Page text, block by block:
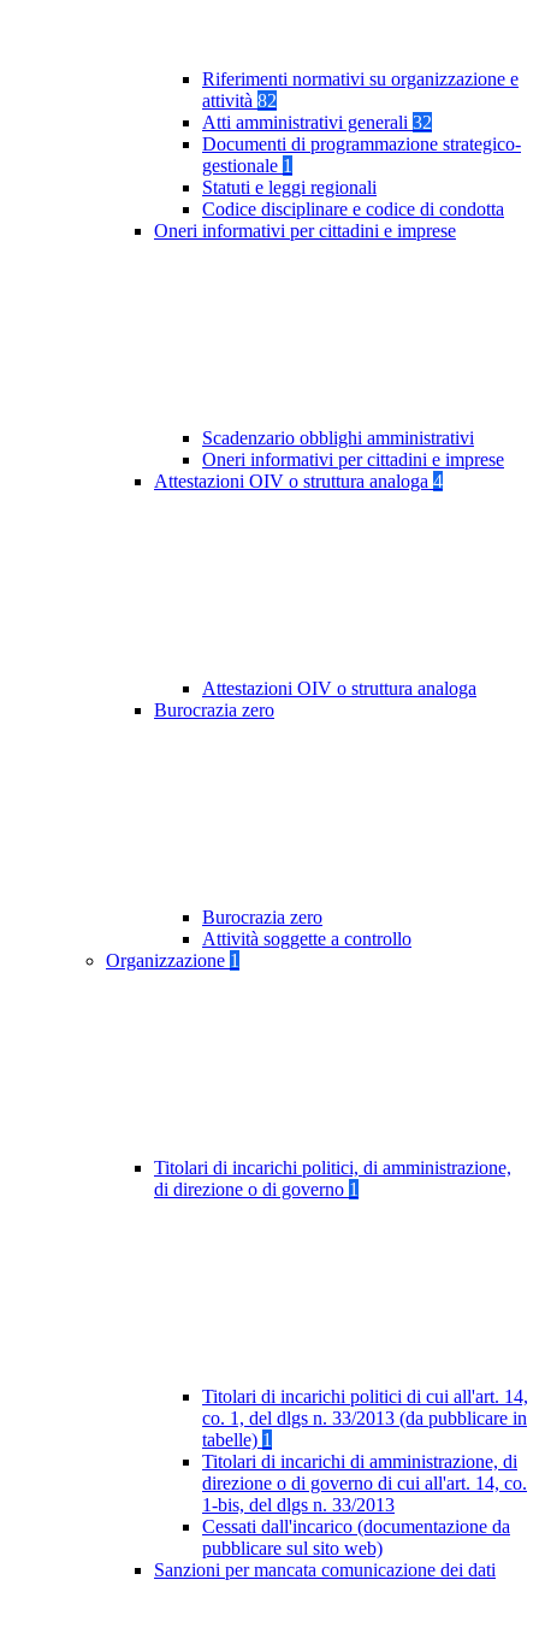
Riferimenti normativi su organizzazione e
attività 82
Atti amministrativi generali 32
Documenti di programmazione strategico-
gestionale 1
Statuti e leggi regionali
Codice disciplinare e codice di condotta
Oneri informativi per cittadini e imprese
Scadenzario obblighi amministrativi
Oneri informativi per cittadini e imprese
Attestazioni OIV o struttura analoga 4
Attestazioni OIV o struttura analoga
Burocrazia zero
Burocrazia zero
Attività soggette a controllo
Organizzazione 1
Titolari di incarichi politici, di amministrazione,
di direzione o di governo 1
Titolari di incarichi politici di cui all'art. 14,
co. 1, del dlgs n. 33/2013 (da pubblicare in
tabelle) 1
Titolari di incarichi di amministrazione, di
direzione o di governo di cui all'art. 14, co.
1-bis, del dlgs n. 33/2013
Cessati dall'incarico (documentazione da
pubblicare sul sito web)
Sanzioni per mancata comunicazione dei dati